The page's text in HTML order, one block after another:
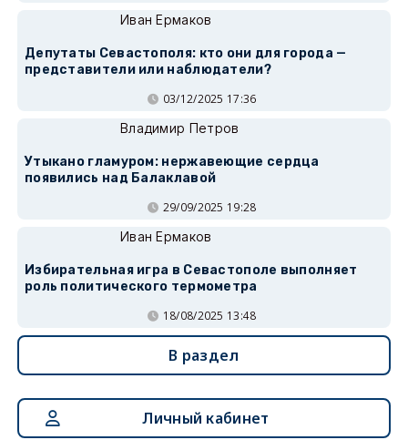
Иван Ермаков
Депутаты Севастополя: кто они для города —
представители или наблюдатели?
03/12/2025 17:36
Владимир Петров
Утыкано гламуром: нержавеющие сердца
появились над Балаклавой
29/09/2025 19:28
Иван Ермаков
Избирательная игра в Севастополе выполняет
роль политического термометра
18/08/2025 13:48
В раздел
Личный кабинет